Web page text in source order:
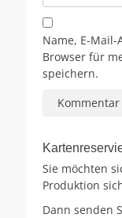
Name, E-
Browser für
speichern.
Sie möchten
Produktion
Dann senden